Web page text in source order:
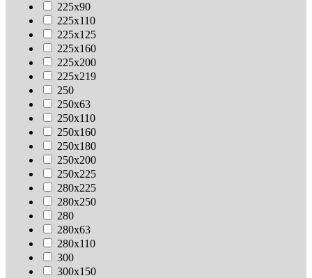
225х90
225х110
225х125
225х160
225х200
225х219
250
250х63
250х110
250х160
250х180
250х200
250х225
280х225
280х250
280
280х63
280х110
300
300х150